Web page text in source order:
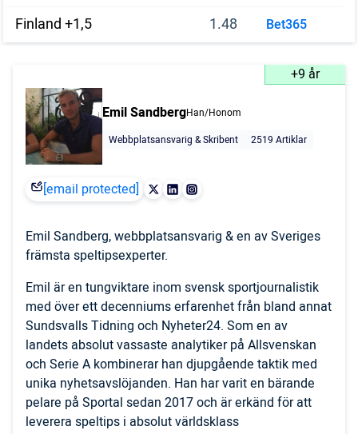
Finland +1,5 1.48 Bet365
+9 år
Emil SandbergHan/Honom
Webbplatsansvarig & Skribent
2519 Artiklar
[email protected]
Emil Sandberg, webbplatsansvarig & en av Sveriges
främsta speltipsexperter.
Emil är en tungviktare inom svensk sportjournalistik
med över ett decenniums erfarenhet från bland annat
Sundsvalls Tidning och Nyheter24. Som en av
landets absolut vassaste analytiker på Allsvenskan
och Serie A kombinerar han djupgående taktik med
unika nyhetsavslöjanden. Han har varit en bärande
pelare på Sportal sedan 2017 och är erkänd för att
leverera speltips i absolut världsklass